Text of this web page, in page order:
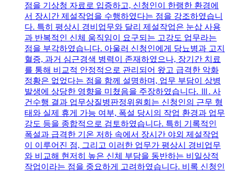
점을 기상청 자료로 입증하고, 신청인이 한랭한 환경에
서 장시간 제설작업을 수행하였다는 점을 강조하였습니
다. 특히 평상시 경비업무와 달리 제설작업은 눈삽 사용
과 반복적인 신체 움직임이 요구되는 고강도 업무라는
점을 부각하였습니다. 아울러 신청인에게 당뇨병과 고지
혈증, 과거 심근경색 병력이 존재하였으나, 장기간 치료
를 통해 비교적 안정적으로 관리되어 왔고 급격한 악화
정황은 없었다는 점을 함께 설명하며, 업무 부담이 상병
발생에 상당한 영향을 미쳤음을 주장하였습니다. Ⅲ. 사
건수행 결과 업무상질병판정위원회는 신청인의 근무 형
태와 실제 휴게 가능 여부, 폭설 당시의 작업 환경과 업무
강도 등을 종합적으로 검토하였습니다. 특히 기록적인
폭설과 급격한 기온 저하 속에서 장시간 야외 제설작업
이 이루어진 점, 그리고 이러한 업무가 평상시 경비업무
와 비교해 현저히 높은 신체 부담을 동반하는 비일상적
작업이라는 점을 중요하게 고려하였습니다. 비록 신청인